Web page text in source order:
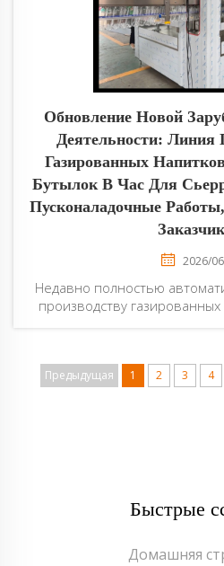
Обновление Новой
Деятельности: Линия
Газированных
Бутылок В Час Для
Пусконаладочные
2026/
Недавно полностью
производству
Леоне, завершила
пусконаладочные работы.
Предыдущая 1 2 3 4
Быстрые
Домашняя